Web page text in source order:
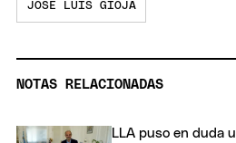
JOSÉ LUIS GIOJA
NOTAS RELACIONADAS
LLA puso en duda